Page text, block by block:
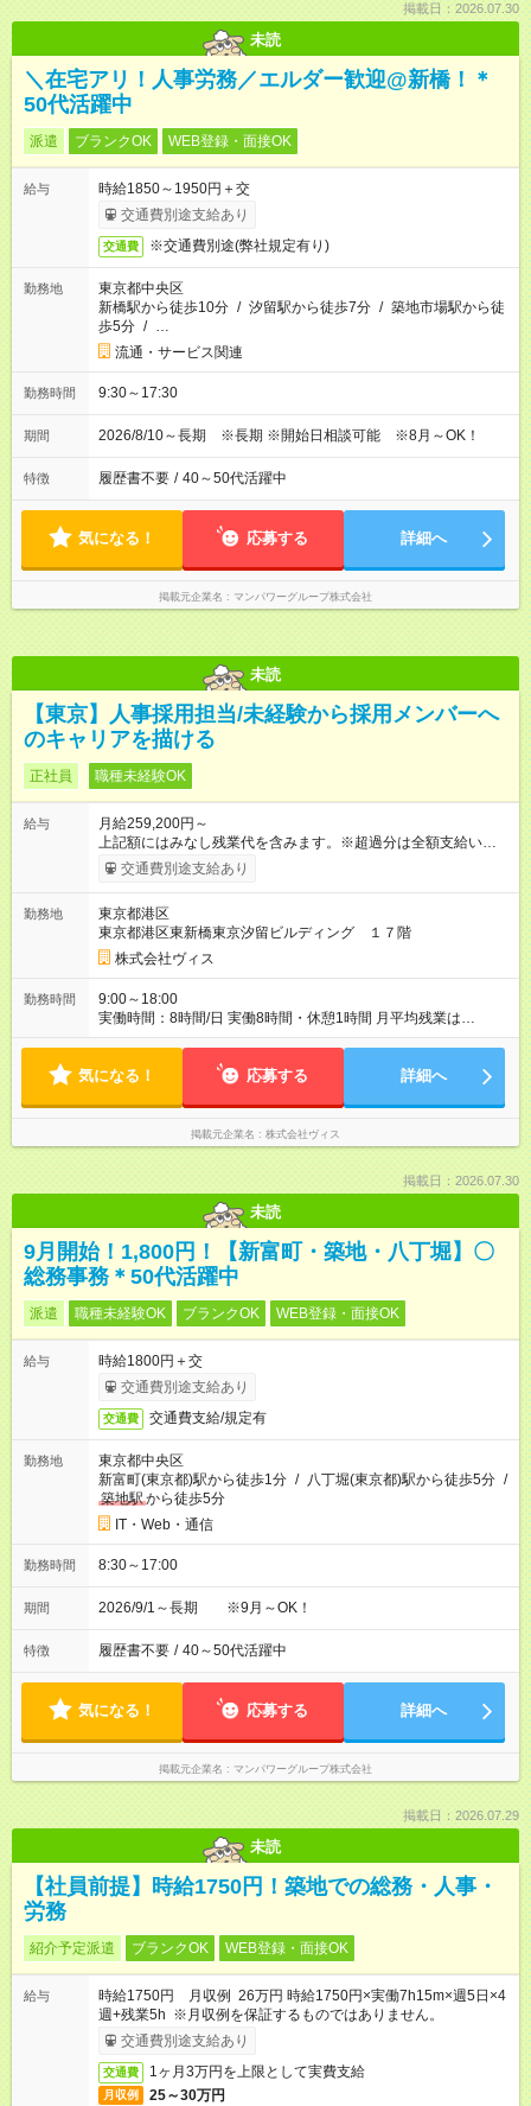
掲載日：2026.07.30
未読
＼在宅アリ！人事労務／エルダー歓迎@新橋！＊
50代活躍中
派遣 ブランクOK WEB登録・面接OK
給与
時給1850～1950円＋交
交通費別途支給あり
交通費 ※交通費別途(弊社規定有り)
勤務地
東京都中央区
新橋駅から徒歩10分 / 汐留駅から徒歩7分 / 築地市場駅から徒
歩5分 / …
流通・サービス関連
勤務時間 9:30～17:30
期間 2026/8/10～長期 ※長期 ※開始日相談可能 ※8月～OK！
特徴 履歴書不要 / 40～50代活躍中
気になる！ 応募する 詳細へ
掲載元企業名 マンパワーグループ株式会社
未読
【東京】人事採用担当/未経験から採用メンバーへ
のキャリアを描ける
正社員 職種未経験OK
給与
月給259,200円～
上記額にはみなし残業代を含みます。※超過分は全額支給いたし
ます。 みなし残業代 19,200円 以上／月 みなし残業時間 10時間
／月 上記額にはみなし残業代（月10時間分、19,200円分以上）
あり 試用期間の長さ：6ヶ月 雇用形態、給与は本採用時と同じ
です。
交通費別途支給あり
勤務地
東京都港区
東京都港区東新橋東京汐留ビルディング １７階
株式会社ヴィス
勤務時間
9:00～18:00
実働時間：8時間/日 実働8時間・休憩1時間 月平均残業は
10~20H程度です。
気になる！ 応募する 詳細へ
掲載元企業名 株式会社ヴィス
掲載日：2026.07.30
未読
9月開始！1,800円！【新富町・築地・八丁堀】〇
総務事務＊50代活躍中
派遣 職種未経験OK ブランクOK WEB登録・面接OK
給与
時給1800円＋交
交通費別途支給あり
交通費 交通費支給/規定有
勤務地
東京都中央区
新富町(東京都)駅から徒歩1分 / 八丁堀(東京都)駅から徒歩5分 /
築地駅から徒歩5分
IT・Web・通信
勤務時間 8:30～17:00
期間 2026/9/1～長期 ※9月～OK！
特徴 履歴書不要 / 40～50代活躍中
気になる！ 応募する 詳細へ
掲載元企業名 マンパワーグループ株式会社
掲載日：2026.07.29
未読
【社員前提】時給1750円！築地での総務・人事・
労務
紹介予定派遣 ブランクOK WEB登録・面接OK
給与
時給1750円 月収例 26万円 時給1750円×実働7h15m×週5日×4
週+残業5h ※月収例を保証するものではありません。
交通費別途支給あり
交通費 1ヶ月3万円を上限として実費支給
月収例 25～30万円